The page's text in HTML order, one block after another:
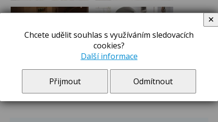
Chcete udělit souhlas s využíváním sledovacích
cookies?
Další informace
Přijmout Odmítnout
✕